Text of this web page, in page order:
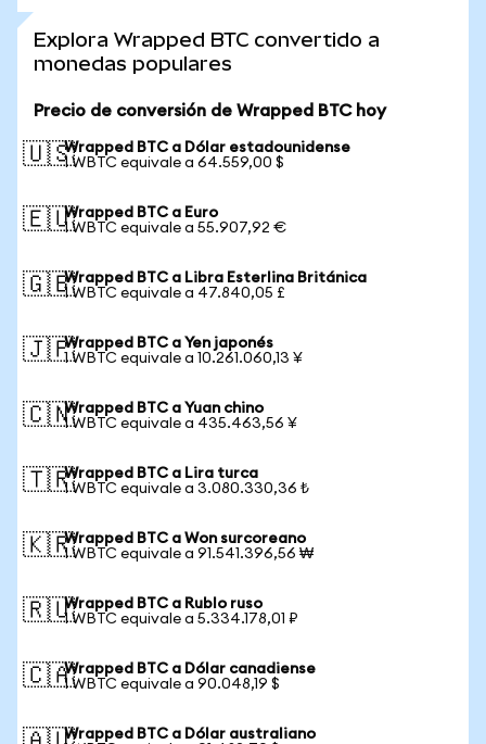
Explora Wrapped BTC convertido a
monedas populares
Precio de conversión de Wrapped BTC hoy
🇺🇸Wrapped BTC a Dólar estadounidense
1 WBTC equivale a 64.559,00 $
🇪🇺Wrapped BTC a Euro
1 WBTC equivale a 55.907,92 €
🇬🇧Wrapped BTC a Libra Esterlina Británica
1 WBTC equivale a 47.840,05 £
🇯🇵Wrapped BTC a Yen japonés
1 WBTC equivale a 10.261.060,13 ¥
🇨🇳Wrapped BTC a Yuan chino
1 WBTC equivale a 435.463,56 ¥
🇹🇷Wrapped BTC a Lira turca
1 WBTC equivale a 3.080.330,36 ₺
🇰🇷Wrapped BTC a Won surcoreano
1 WBTC equivale a 91.541.396,56 ₩
🇷🇺Wrapped BTC a Rublo ruso
1 WBTC equivale a 5.334.178,01 ₽
🇨🇦Wrapped BTC a Dólar canadiense
1 WBTC equivale a 90.048,19 $
Wrapped BTC a Dólar australiano